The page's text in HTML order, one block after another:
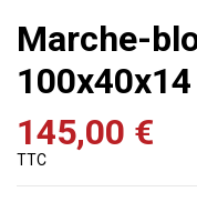
Marche-
145,00 €
TTC